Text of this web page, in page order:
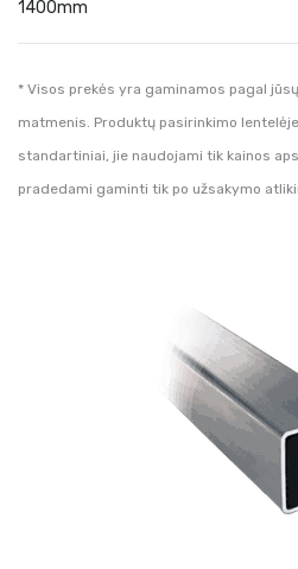
1400mm
* Visos prekės yra gaminamos pagal
matmenis. Produktų pasirinkimo
standartiniai, jie naudojami tik kainos
pradedami gaminti tik po užsakymo